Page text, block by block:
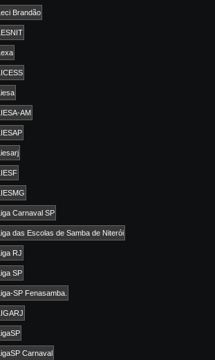
Brandão
AM
Carnaval SP
das Escolas de Samba de Niterói
RJ
SP
SP Fenasamba.
Carnaval